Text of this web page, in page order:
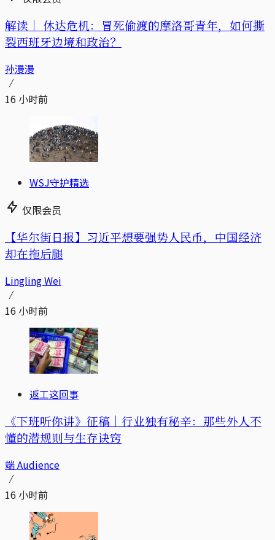
解读｜ 休达危机：冒死偷渡的摩洛哥青年，如何撕
裂西班牙边境和政治？
孙漫漫
16 小时前
WSJ守护精选
仅限会员
【华尔街日报】习近平想要强势人民币，中国经济
却在拖后腿
Lingling Wei
16 小时前
返工这回事
《下班听你讲》征稿｜行业独有秘辛：那些外人不
懂的潜规则与生存诀窍
端 Audience
16 小时前